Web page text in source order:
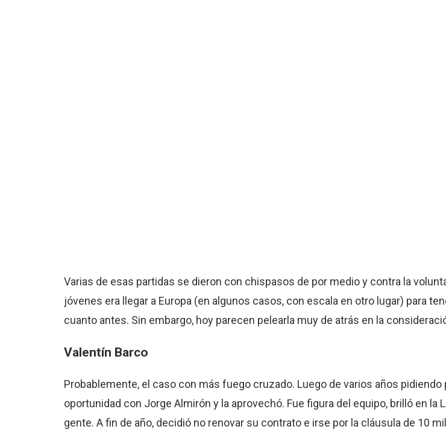
Varias de esas partidas se dieron con chispasos de por medio y contra la
jóvenes era llegar a Europa (en algunos casos, con escala en otro lugar) para
cuanto antes. Sin embargo, hoy parecen pelearla muy de atrás en la
Valentín Barco
Probablemente, el caso con más fuego cruzado. Luego de varios años pidiendo
oportunidad con Jorge Almirón y la aprovechó. Fue figura del equipo, brilló en la
gente. A fin de año, decidió no renovar su contrato e irse por la cláusula de 10